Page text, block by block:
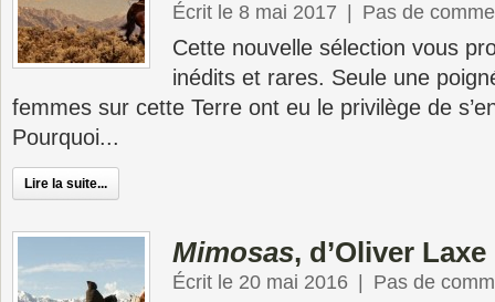
Écrit le 8 mai 2017 Pas de
Cette nouvelle sélection vous
inédits et rares. Seule une
femmes sur cette Terre ont eu le privilège de
Pourquoi...
Lire la suite...
Mimosas, d’Oliver Laxe
Écrit le 20 mai 2016 Pas de